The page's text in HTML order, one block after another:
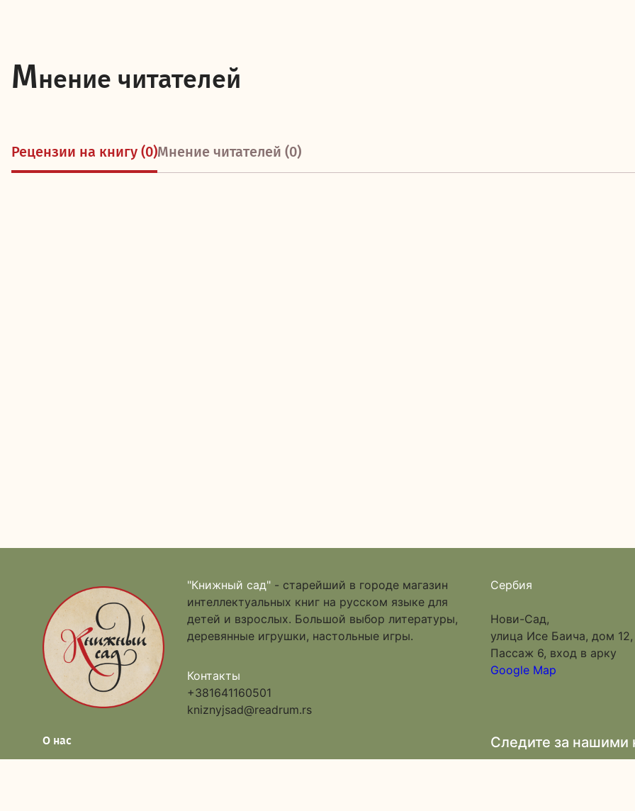
Мнение читателей
Рецензии на книгу (0)Мнение читателей (0)
"Книжный сад" - старейший в городе магазин
интеллектуальных книг на русском языке для
детей и взрослых. Большой выбор литературы,
деревянные игрушки, настольные игры.
Контакты
+381641160501
kniznyjsad@readrum.rs
Сербия
Нови-Сад,
улица Исе Баича, дом 12,
Пассаж 6, вход в арку
Google Map
О нас Следите за нашими